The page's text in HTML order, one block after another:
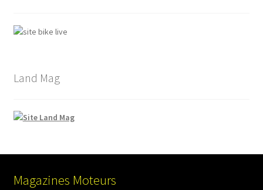
Land Mag
Magazines Moteurs